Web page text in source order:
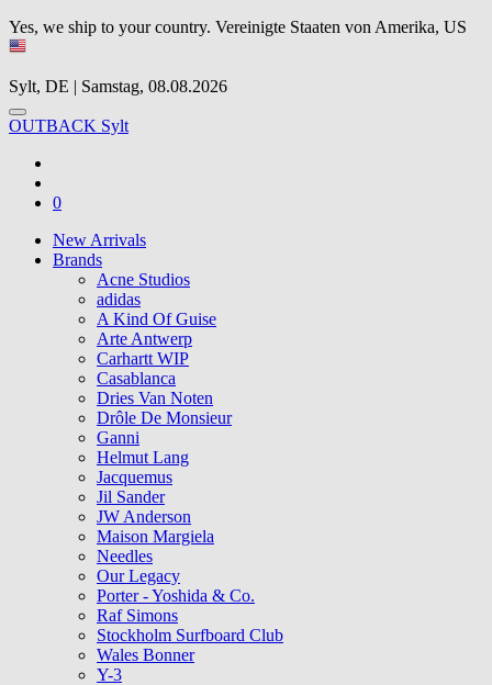
Yes, we ship to your country. Vereinigte Staaten von Amerika, US
Sylt, DE | Samstag, 08.08.2026
OUTBACK Sylt
0
New Arrivals
Brands
Acne Studios
adidas
A Kind Of Guise
Arte Antwerp
Carhartt WIP
Casablanca
Dries Van Noten
Drôle De Monsieur
Ganni
Helmut Lang
Jacquemus
Jil Sander
JW Anderson
Maison Margiela
Needles
Our Legacy
Porter - Yoshida & Co.
Raf Simons
Stockholm Surfboard Club
Wales Bonner
Y-3